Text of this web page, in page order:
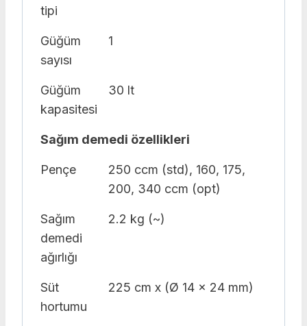
tipi
Güğüm
sayısı
1
Güğüm
kapasitesi
30 lt
Sağım demedi özellikleri
Pençe
250 ccm (std), 160, 175,
200, 340 ccm (opt)
Sağım
demedi
ağırlığı
2.2 kg (~)
Süt
hortumu
225 cm x (Ø 14 x 24 mm)